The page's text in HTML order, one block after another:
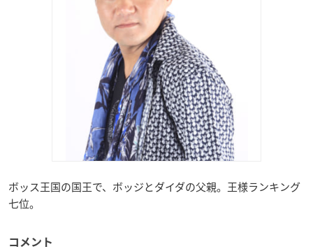
ボッス王国の国王で、ボッジとダイダの父親。王様ランキング
七位。
コメント